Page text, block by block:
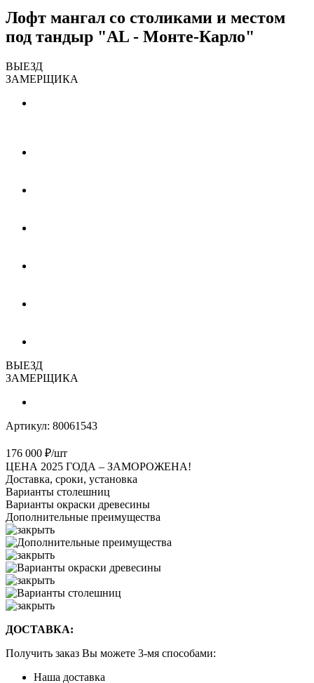
Лофт мангал со столиками и местом
под тандыр "AL - Монте-Карло"
ВЫЕЗД
ЗАМЕРЩИКА
ВЫЕЗД
ЗАМЕРЩИКА
Артикул: 80061543
176 000 ₽/шт
ЦЕНА 2025 ГОДА – ЗАМОРОЖЕНА!
Доставка, сроки, установка
Варианты столешниц
Варианты окраски древесины
Дополнительные преимущества
ДОСТАВКА:
Получить заказ Вы можете 3-мя способами:
Наша доставка